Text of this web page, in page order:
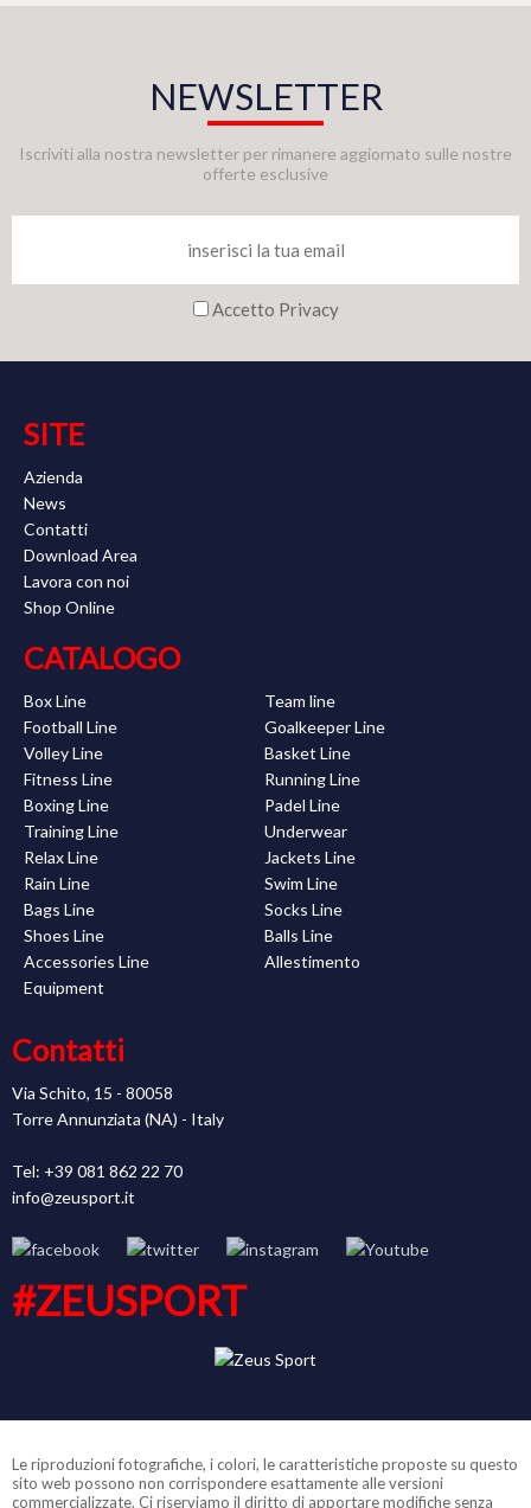
NEWSLETTER
Iscriviti alla nostra newsletter per rimanere aggiornato sulle nostre
offerte esclusive
Accetto Privacy
SITE
Azienda
News
Contatti
Download Area
Lavora con noi
Shop Online
CATALOGO
Box Line
Team line
Football Line
Goalkeeper Line
Volley Line
Basket Line
Fitness Line
Running Line
Boxing Line
Padel Line
Training Line
Underwear
Relax Line
Jackets Line
Rain Line
Swim Line
Bags Line
Socks Line
Shoes Line
Balls Line
Accessories Line
Allestimento
Equipment
Contatti
Via Schito, 15 - 80058
Torre Annunziata (NA) - Italy
Tel: +39 081 862 22 70
info@zeusport.it
#ZEUSPORT
Le riproduzioni fotografiche, i colori, le caratteristiche proposte su questo
sito web possono non corrispondere esattamente alle versioni
commercializzate. Ci riserviamo il diritto di apportare modifiche senza